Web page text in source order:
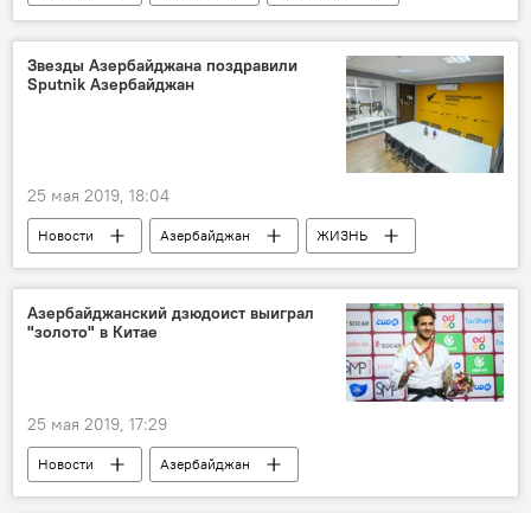
Электропоезд
Баку
Сабунчи
график
Расписание
Звезды Азербайджана поздравили
Sputnik Азербайджан
25 мая 2019, 18:04
Новости Азербайджан
ЖИЗНЬ
Культура
Флора Керимова
Фаиг Агаев
Мурад Дадашов
Диана Гаджиева
Азербайджанский дзюдоист выиграл
"золото" в Китае
25 мая 2019, 17:29
Новости
Азербайджан
Новости мира
Спорт ЖИЗНЬ